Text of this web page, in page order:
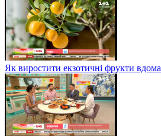
Як виростити екзотичні фрукти вдома